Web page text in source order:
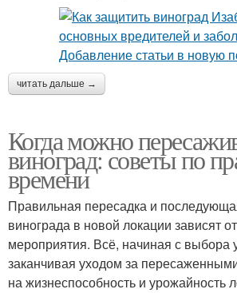
читать дальше →
Когда можно
виноград: советы по
времени
Правильная пересадка и
винограда в новой локации зависят
мероприятия. Всё, начиная с выбора
заканчивая уходом за
на жизнеспособность и урожайность